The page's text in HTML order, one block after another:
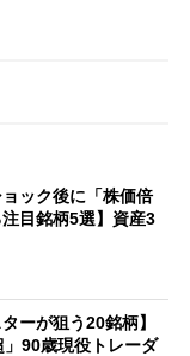
ョック後に「株価倍
目銘柄5選】資産3
ーが狙う20銘柄】
」90歳現役トレーダ